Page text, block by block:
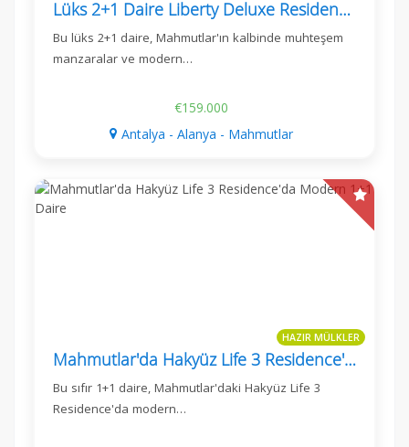
Lüks 2+1 Daire Liberty Deluxe Residence, Mahmutlar
Bu lüks 2+1 daire, Mahmutlar'ın kalbinde muhteşem
manzaralar ve modern…
€159.000
Antalya - Alanya - Mahmutlar
HAZIR MÜLKLER
Mahmutlar'da Hakyüz Life 3 Residence'da Modern 1+1 Daire
Bu sıfır 1+1 daire, Mahmutlar'daki Hakyüz Life 3
Residence'da modern…